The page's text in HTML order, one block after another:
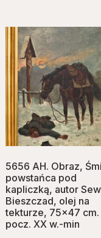
5656 AH. Obraz,
powstańca pod
kapliczką, autor
Bieszczad, olej na
tekturze, 75×47 cm.
pocz. XX w.-min